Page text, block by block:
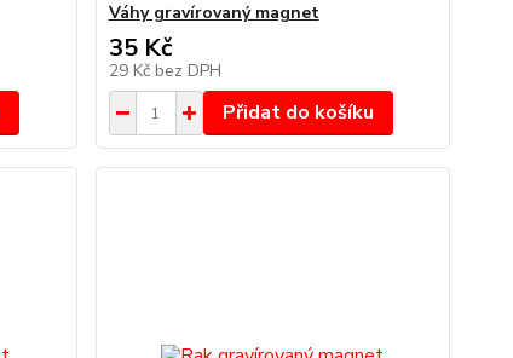
Váhy gravírovaný magnet
35 Kč
29 Kč bez DPH
Přidat do košíku